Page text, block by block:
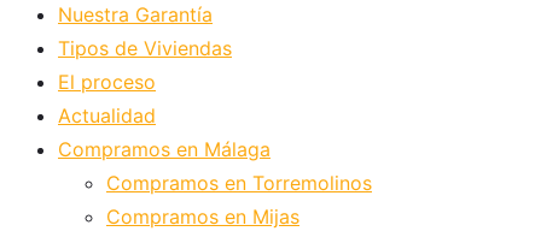
Nuestra Garantía
Tipos de Viviendas
El proceso
Actualidad
Compramos en Málaga
Compramos en Torremolinos
Compramos en Mijas